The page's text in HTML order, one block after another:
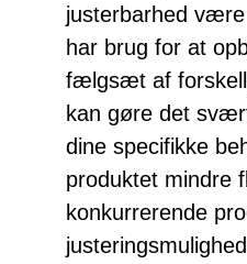
justerbarhed
har brug for at
fælgsæt af
kan gøre det
dine specifikke
produktet mindre
konkurrerende